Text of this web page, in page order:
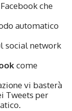
che
automatico
social network
come
vi basterà
Tweets per